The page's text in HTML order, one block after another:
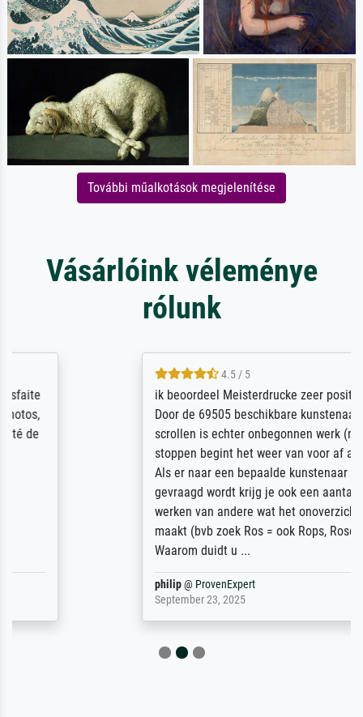
További műalkotások megjelenítése
Vásárlóink véleménye
rólunk
4.5 / 5
ik beoordeel Meisterdrucke zeer positief.
Door de 69505 beschikbare kunstenaars
scrollen is echter onbegonnen werk (na
stoppen begint het weer van voor af aan).
Als er naar een bepaalde kunstenaar
gevraagd wordt krijg je ook een aantal
werken van andere wat het onoverzichtelijk
maakt (bvb zoek Ros = ook Rops, Rose etc).
Waarom duidt u ...
ProvenExpert
September 23, 2025